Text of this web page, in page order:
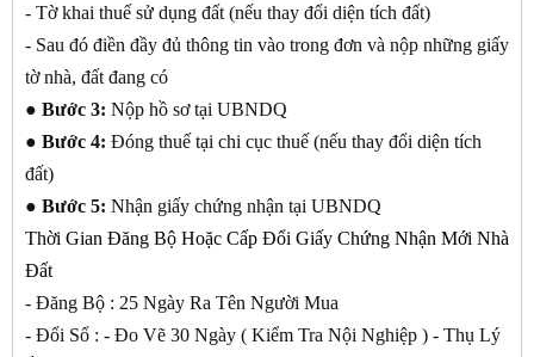
- Tờ khai thuế sử dụng đất (nếu thay đổi diện tích đất)
- Sau đó điền đầy đủ thông tin vào trong đơn và nộp những giấy
tờ nhà, đất đang có
● Bước 3: Nộp hồ sơ tại UBNDQ
● Bước 4: Đóng thuế tại chi cục thuế (nếu thay đổi diện tích
đất)
● Bước 5: Nhận giấy chứng nhận tại UBNDQ
Thời Gian Đăng Bộ Hoặc Cấp Đổi Giấy Chứng Nhận Mới Nhà
Đất
- Đăng Bộ : 25 Ngày Ra Tên Người Mua
- Đổi Sổ : - Đo Vẽ 30 Ngày ( Kiểm Tra Nội Nghiệp ) - Thụ Lý